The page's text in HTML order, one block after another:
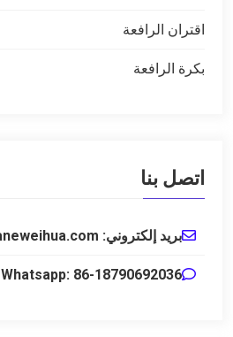
اقتران الرافعة
بكرة الرافعة
اتصل بنا
بريد إلكتروني: info@craneweihua.com
Whatsapp: 86-18790692036